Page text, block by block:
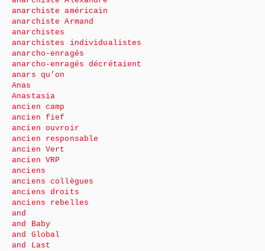
anarchiste américain
anarchiste Armand
anarchistes
anarchistes individualistes
anarcho-enragés
anarcho-enragés décrétaient
anars qu’on
Anas
Anastasia
ancien camp
ancien fief
ancien ouvroir
ancien responsable
ancien Vert
ancien VRP
anciens
anciens collègues
anciens droits
anciens rebelles
and
and Baby
and Global
and Last